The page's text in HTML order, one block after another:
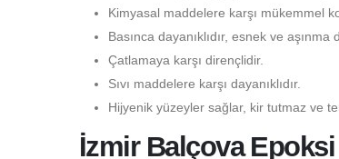
Kimyasal maddelere karşı mükemmel
Basınca dayanıklıdır, esnek ve aşınma
Çatlamaya karşı dirençlidir.
Sıvı maddelere karşı dayanıklıdır.
Hijyenik yüzeyler sağlar, kir tutmaz ve
İzmir Balçova Epoksi